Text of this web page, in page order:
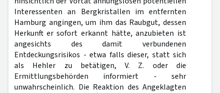
Interessenten an Bergkristallen im entfernten
Hamburg angingen, um ihm das Raubgut, dessen
Herkunft er sofort erkannt hätte, anzubieten ist
angesichts des damit verbundenen
Entdeckungsrisikos - etwa falls dieser, statt sich
als Hehler zu betätigen, V. Z. oder die
Ermittlungsbehörden informiert - sehr
unwahrscheinlich. Die Reaktion des Angeklagten